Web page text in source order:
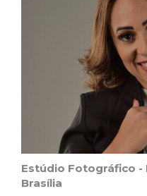
Estúdio Fotográfico
Brasília